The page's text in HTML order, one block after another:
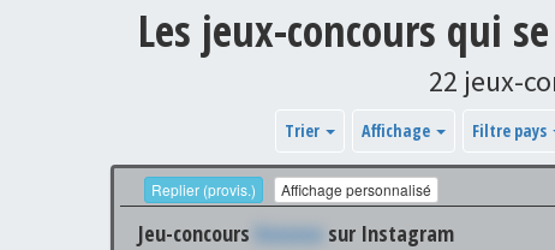
Les jeux-concours qui
22 jeux-
Trier Affichage Filtre pays
Replier (provis.) Affichage personnalisé
Jeu-concours Xxxxxxx sur Instagram